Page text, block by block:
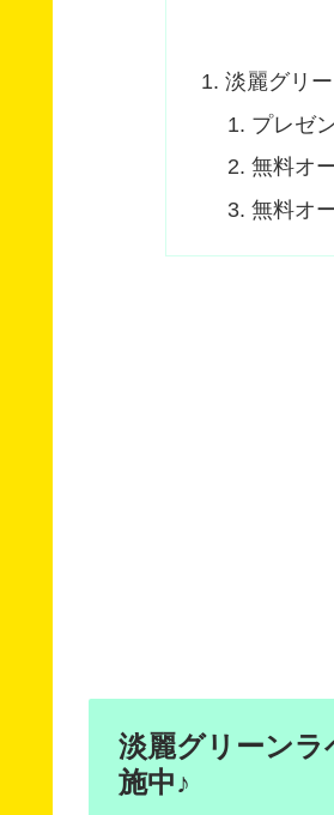
淡麗グリ
プレゼ
無料オ
無料オ
淡麗グリーン
施中♪